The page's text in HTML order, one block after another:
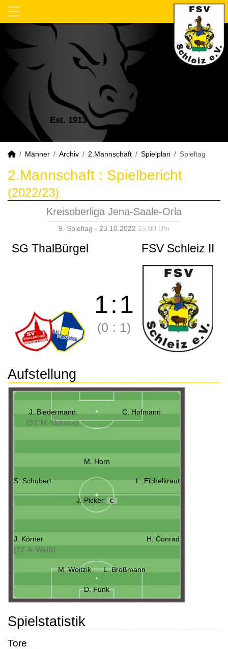
Est. 1913
Männer Archiv 2.Mannschaft Spielplan Spieltag
2.Mannschaft : Spielbericht
(2022/23)
Kreisoberliga Jena-Saale-Orla
9. Spieltag - 23.10.2022 15:00 Uhr
SG ThalBürgel FSV Schleiz II
1:1
(0 : 1)
Aufstellung
J. Biedermann
(31' M. Nukovic)
C. Hofmann
M. Horn
S. Schubert L. Eichelkraut
J. Picker C
J. Körner
(72' A. Weiß)
H. Conrad
M. Woitzik L. Broßmann
D. Funk
Spielstatistik
Tore